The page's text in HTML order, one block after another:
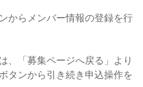
からメンバー情報の登録を行
、「募集ページへ戻る」より
タンから引き続き申込操作を